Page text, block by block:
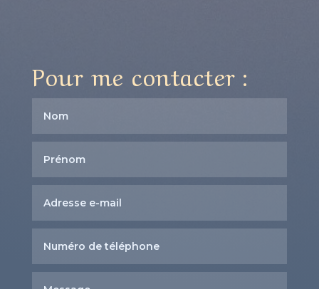
Pour me contacter :